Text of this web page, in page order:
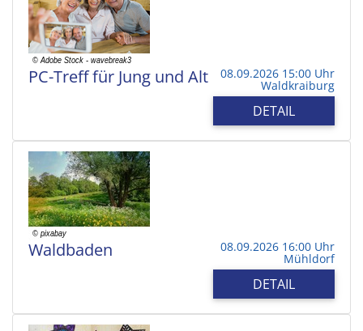
PC-Treff für Jung und Alt 08.09.2026 15:00 Uhr
Waldkraiburg
DETAIL
Waldbaden 08.09.2026 16:00 Uhr
Mühldorf
DETAIL